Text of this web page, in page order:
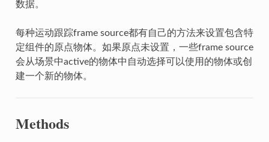
数据。
每种运动跟踪frame source都有自己的方法来设置包含特
定组件的原点物体。如果原点未设置，一些frame source
会从场景中active的物体中自动选择可以使用的物体或创
建一个新的物体。
Methods